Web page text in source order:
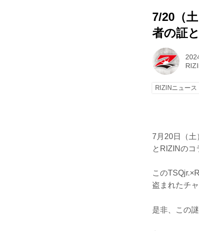
7/20（
者の証
RIZINニュース
7月20日（
とRIZINのコ
この
盗まれたチ
是非、この